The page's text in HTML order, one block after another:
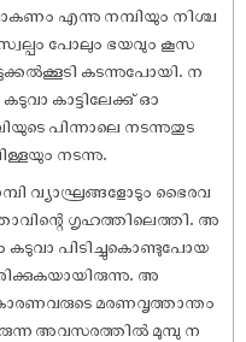
എന്നു നമ്പിയും നിശ്ച
സ്വല്പം പോലും ഭയവും കൂസ
കടന്നുപോയി. ന
കാട്ടിലേക്കു് ഓ
പിന്നാലെ നടന്നുതുട
നടന്നു.
വ്യാഘ്രങ്ങളോടും ഭൈരവ
ഗൃഹത്തിലെത്തി. അ
കടുവാ പിടിച്ചുകൊണ്ടുപോയ
അ
കാരണവരുടെ മരണവൃത്താന്തം
അവസരത്തിൽ മുമ്പു ന